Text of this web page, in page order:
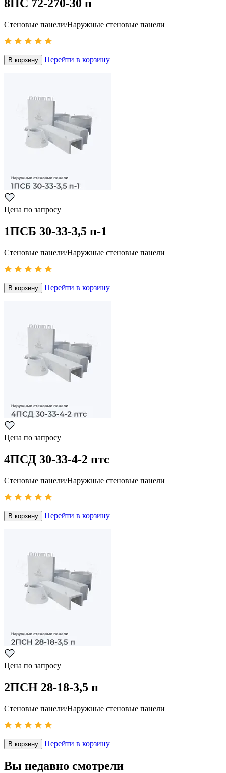
8ПС 72-270-30 п
Стеновые панели/Наружные стеновые панели
В корзину Перейти в корзину
Цена по запросу
1ПСБ 30-33-3,5 п-1
Стеновые панели/Наружные стеновые панели
В корзину Перейти в корзину
Цена по запросу
4ПСД 30-33-4-2 птс
Стеновые панели/Наружные стеновые панели
В корзину Перейти в корзину
Цена по запросу
2ПСН 28-18-3,5 п
Стеновые панели/Наружные стеновые панели
В корзину Перейти в корзину
Вы недавно смотрели